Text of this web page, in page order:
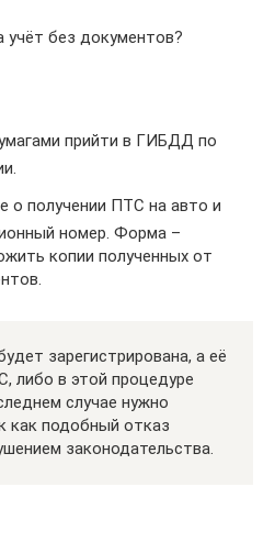
учёт без документов?
прийти в ГИБДД по
о получении ПТС на авто и
номер. Форма –
копии полученных от
зарегистрирована, а её
либо в этой процедуре
случае нужно
как подобный отказ
законодательства.